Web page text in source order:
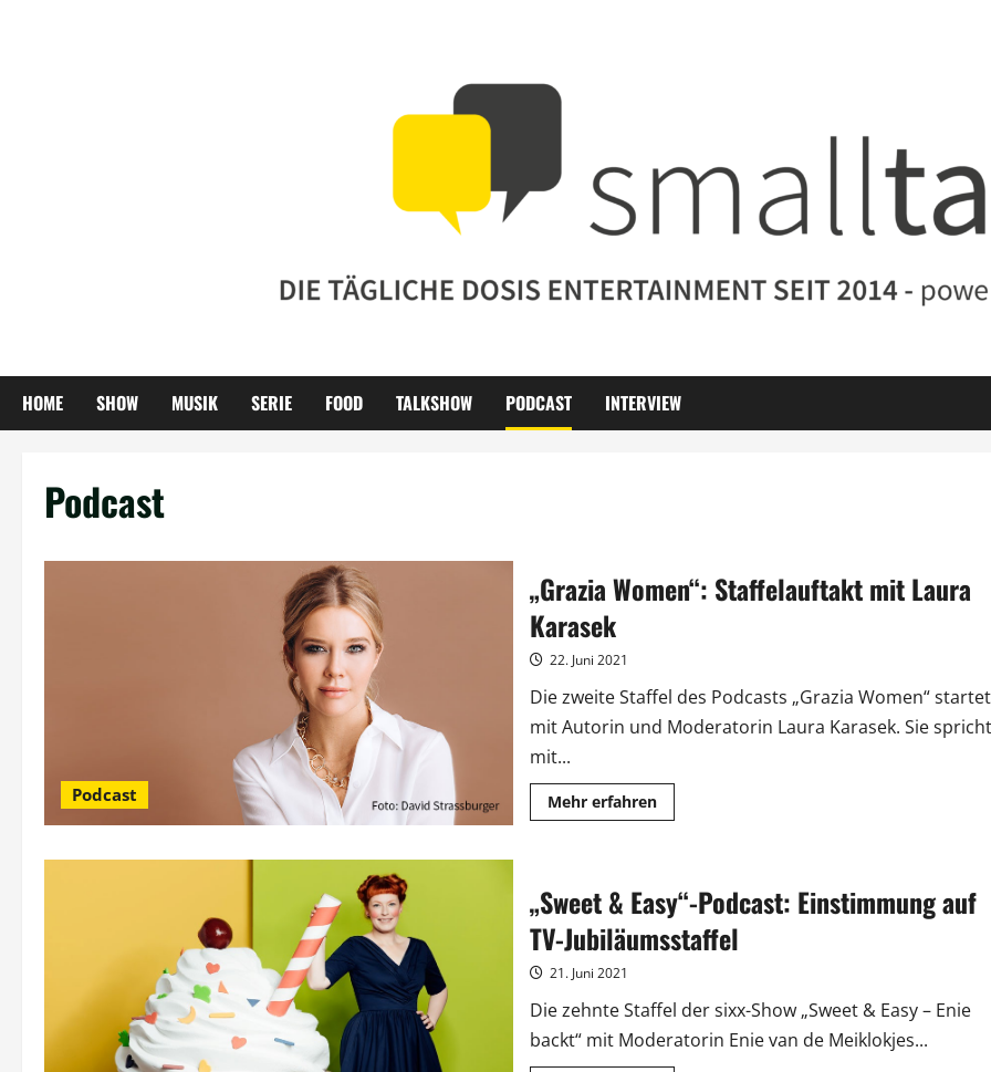
HOME SHOW MUSIK SERIE FOOD TALKSHOW PODCAST INTERVIEW
Podcast
Podcast
„Grazia Women“: Staffelauftakt mit Laura
Karasek
22. Juni 2021
Die zweite Staffel des Podcasts „Grazia Women“ startet
mit Autorin und Moderatorin Laura Karasek. Sie spricht
mit...
Mehr erfahrenMehr
Informationen
mit
Laura
Karasek
„Sweet & Easy“-Podcast: Einstimmung auf
TV-Jubiläumsstaffel
21. Juni 2021
Die zehnte Staffel der sixx-Show „Sweet & Easy – Enie
backt“ mit Moderatorin Enie van de Meiklokjes...